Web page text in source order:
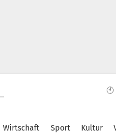
🕙
Wirtschaft Sport Kultur